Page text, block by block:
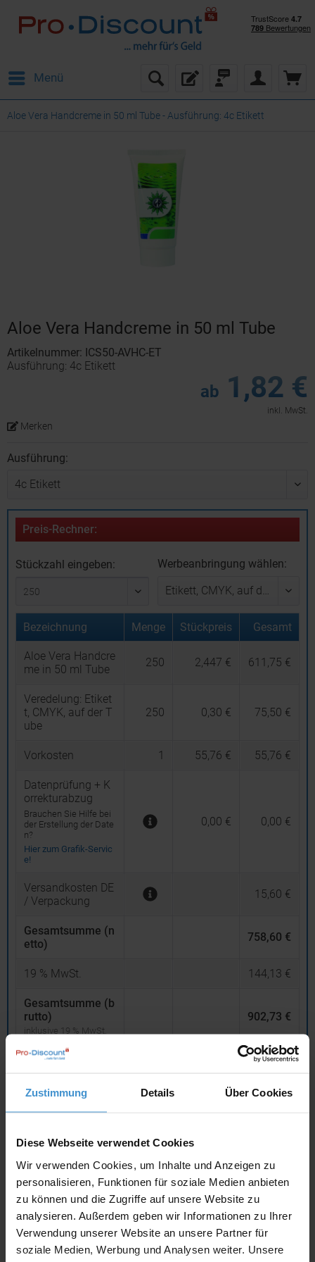
Zustimmung Details Über Cookies
Diese Webseite verwendet Cookies
Wir verwenden Cookies, um Inhalte und Anzeigen zu
personalisieren, Funktionen für soziale Medien anbieten
zu können und die Zugriffe auf unsere Website zu
analysieren. Außerdem geben wir Informationen zu Ihrer
Verwendung unserer Website an unsere Partner für
soziale Medien, Werbung und Analysen weiter. Unsere
Menü
Aloe Vera Handcreme in 50 ml Tube - Ausführung: 4c Etikett
Aloe Vera Handcreme in 50 ml Tube
Artikelnummer: ICS50-AVHC-ET
Ausführung: 4c Etikett
ab 1,82 €
inkl. MwSt.
Merken
Ausführung:
Preis-Rechner:
Stückzahl eingeben: Werbeanbringung wählen:
Bezeichnung Menge Stückpreis Gesamt
Aloe Vera Handcre
me in 50 ml Tube
250 2,447 € 611,75 €
Veredelung: Etiket
t, CMYK, auf der T
ube
250 0,30 € 75,50 €
Vorkosten 1 55,76 € 55,76 €
Datenprüfung + K
orrekturabzug
Brauchen Sie Hilfe bei
der Erstellung der Date
n?
Hier zum Grafik-Servic
e!
0,00 € 0,00 €
Versandkosten DE
/ Verpackung
15,60 €
Gesamtsumme (n
etto)
758,60 €
19 % MwSt. 144,13 €
Gesamtsumme (b
rutto)
inklusive 19 % MwSt.
902,73 €
netto
Warenkorb
Individuelle Anfrage
Lieferzeiten
Artikel mit Werbeanbringung: ca. 4 Wochen